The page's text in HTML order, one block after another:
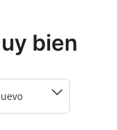
bien